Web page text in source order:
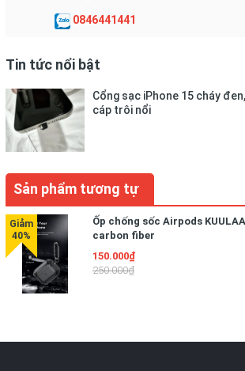
0846441441
Tin tức nổi bật
Cổng sạc iPhone 15 cháy
cáp trôi nổi
Sản phẩm tương tự
Ốp chống sốc Airpods
carbon fiber
150.000₫
250.000₫